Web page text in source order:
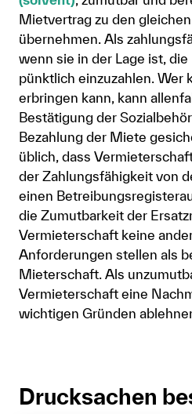
Mietvertrag zu den
übernehmen. Als
wenn sie in der Lage ist,
pünktlich einzuzahlen. Wer
erbringen kann, kann
Bestätigung der
Bezahlung der Miete
üblich, dass
der Zahlungsfähigkeit von
einen
die Zumutbarkeit der
Vermieterschaft keine
Anforderungen stellen als
Mieterschaft. Als
Vermieterschaft eine
wichtigen Gründen
Drucksachen